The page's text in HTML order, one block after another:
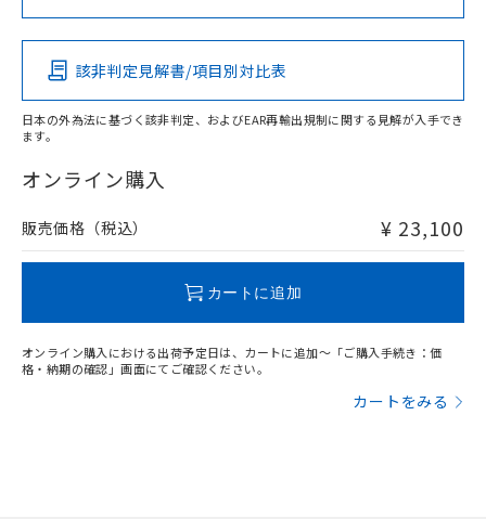
Pb Hg Cd Cr(VI)
O
在庫等で未対応品が混在する可能性があります。
問い合わせください。
この製品の規格認証/適合状況ページへ
その他の認証はこちらのページからご検索ください
該非判定見解書/項目別対比表
日本の外為法に基づく該非判定、およびEAR再輸出規制に関する見解が入手でき
ます。
オンライン購入
販売価格（税込） ¥ 23,100
カートに追加
オンライン購入における出荷予定日は、カートに追加～「ご購入手続き：価
格・納期の確認」画面にてご確認ください。
カートをみる